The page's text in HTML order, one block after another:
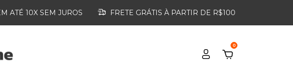
ATÉ 10X SEM JUROS FRETE GRÁTIS À PARTIR DE R$100
0